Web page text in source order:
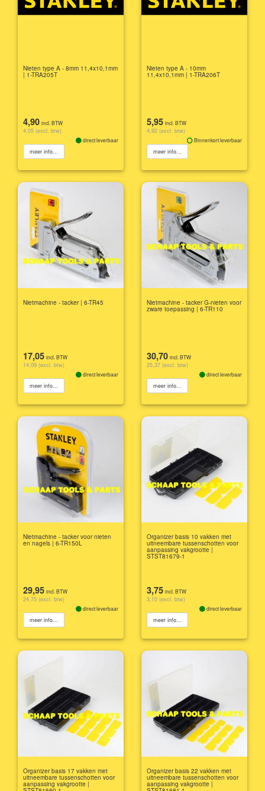
Nieten type A - 8mm 11,4x10,1mm
| 1-TRA205T
4,90 incl. BTW
4,05 (excl. btw)
direct leverbaar
meer info...
Nieten type A - 10mm
11,4x10,1mm | 1-TRA206T
5,95 incl. BTW
4,92 (excl. btw)
Binnenkort leverbaar
meer info...
Nietmachine - tacker | 6-TR45
17,05 incl. BTW
14,09 (excl. btw)
direct leverbaar
meer info...
Nietmachine - tacker G-nieten voor
zware toepassing | 6-TR110
30,70 incl. BTW
25,37 (excl. btw)
direct leverbaar
meer info...
Nietmachine - tacker voor nieten
en nagels | 6-TR150L
29,95 incl. BTW
24,75 (excl. btw)
direct leverbaar
meer info...
Organizer basis 10 vakken met
uitneembare tussenschotten voor
aanpassing vakgrootte |
STST81679-1
3,75 incl. BTW
3,10 (excl. btw)
direct leverbaar
meer info...
Organizer basis 17 vakken met
uitneembare tussenschotten voor
aanpassing vakgrootte |
Organizer basis 22 vakken met
uitneembare tussenschotten voor
aanpassing vakgrootte |